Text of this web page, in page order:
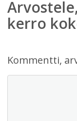
kerro
Kommentti,